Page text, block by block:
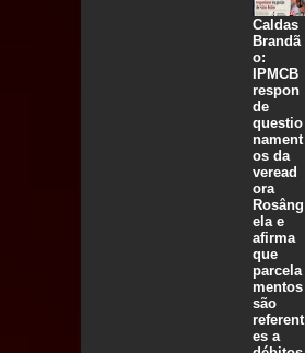
Caldas
Brandã
o:
IPMCB
respon
de
questio
nament
os da
veread
ora
Rosâng
ela e
afirma
que
parcela
mentos
são
referent
es a